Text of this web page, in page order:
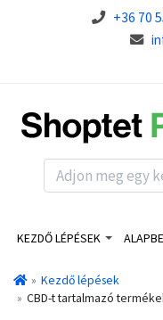
+36 70
KEZDŐ LÉPÉSEK
Kezdő lépések
CBD-t tartalmazó